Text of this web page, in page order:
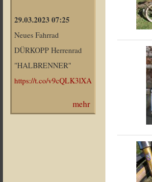
29.03.2023 07:25
Neues Fahrrad
DÜRKOPP Herrenrad
"HALBRENNER"
https://t.co/v9cQLK3lXA
mehr